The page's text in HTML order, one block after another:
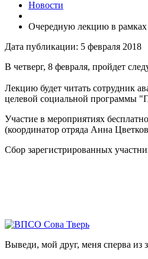
Новости
Очередную лекцию в рамках
Дата публикации: 5 февраля 2018
В четверг, 8 февраля, пройдет
Лекцию будет читать сотрудник
целевой социальной программы
Участие в мероприятиях
(координатор отряда Анна
Сбор зарегистрированных
Выведи, мой друг, меня сперва из